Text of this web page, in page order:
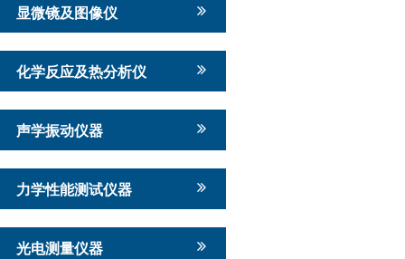
显微镜及图像仪
化学反应及热分析仪
声学振动仪器
力学性能测试仪器
光电测量仪器